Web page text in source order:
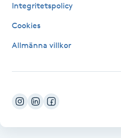
Permanent hårborttagning
Permanent ögonbrynsmakeup
Personal shopper
Personlig tränare
Integritetspolicy
Cookies
Allmänna villkor